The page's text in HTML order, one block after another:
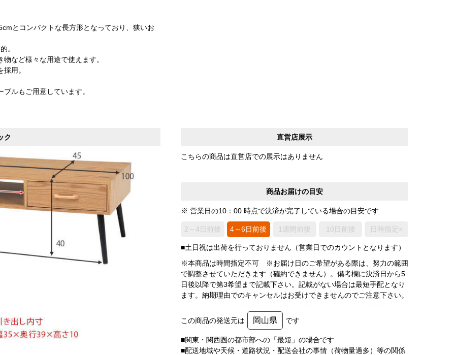
とコンパクトな長方形となっており、狭いお
。
など様々な用途で使えます。
採用。
ルもご用意しています。
直営店展示
こちらの商品は直営店での展示はありません
商品お届けの目安
※ 営業日の10：00 時点で決済が完了している場合の目安です
2～4日前後 4～6日前後 1週間前後 10日前後 日時指定×
■土日祝は出荷を行っておりません（営業日でのカウントとなります）
※本商品は時間指定不可 ※お届け日のご希望がある際は、努力の範囲
で調整させていただきます（確約できません）。備考欄に決済日から5
日後以降で第3希望まで記載下さい。記載がない場合は最短手配となり
ます。納期理由でのキャンセルはお受けできませんのでご注意下さい。
この商品の発送元は 岡山県 です
■関東・関西圏の都市部への「最短」の場合です
■配送地域や天候・道路状況・配送会社の事情（荷物量過多）等の関係
ク